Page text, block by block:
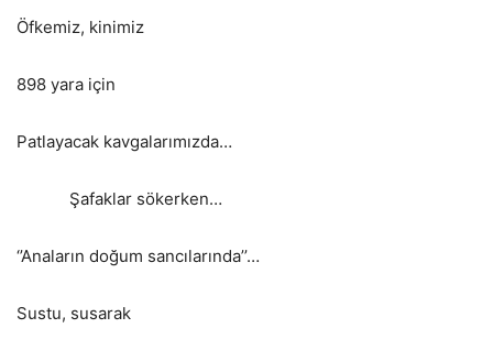
Öfkemiz, kinimiz
898 yara için
Patlayacak kavgalarımızda…
Şafaklar sökerken…
‘’Anaların doğum sancılarında’’…
Sustu, susarak